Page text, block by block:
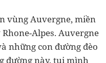
vùng Auvergne, miền
Alpes. Auvergne
những con đường đèo
đường này, tụi mình